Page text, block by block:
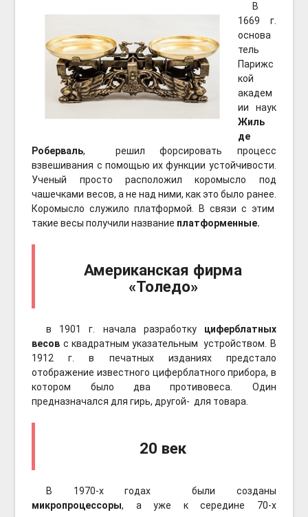
В
1669 г.
основа
тель
Парижс
кой
академ
ии наук
Жиль
де
Роберваль, решил форсировать процесс
взвешивания с помощью их функции устойчивости.
Ученый просто расположил коромысло под
чашечками весов, а не над ними, как это было ранее.
Коромысло служило платформой. В связи с этим
такие весы получили название платформенные.
Американская фирма
«Толедо»
в 1901 г. начала разработку циферблатных
весов с квадратным указательным устройством. В
1912 г. в печатных изданиях предстало
отображение известного циферблатного прибора, в
котором было два противовеса. Один
предназначался для гирь, другой- для товара.
20 век
В 1970-х годах были созданы
микропроцессоры, а уже к середине 70-х